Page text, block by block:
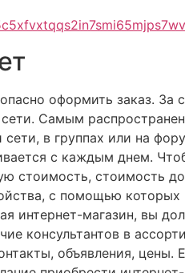
оформить заказ. За
Самым
в группах или на
с каждым днем.
стоимость, стоимость
с помощью которых
интернет-магазин, вы
консультантов в
объявления,